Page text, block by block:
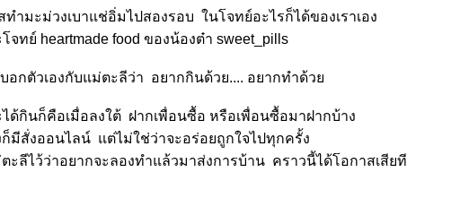
ทำมะม่วงเบาแช่อิ่มไปสองรอบ ในโจทย์อะไรก็ได้ของเราเอง
จทย์ heartmade food ของน้องต๋า sweet_pills
อกตัวเองกับแม่ตะลีว่า อยากกินด้วย.... อยากทำด้ว
ได้กินก็คือเมื่อลงใต้ ฝากเพื่อนซื้อ หรือเพื่อนซื้อมาฝากบ้าง
ก็มีสั่งออนไลน์ แต่ไม่ใช่ว่าจะอร่อยถูกใจไปทุกครั้ง
ลีไว้ว่าอยากจะลองทำแล้วมาส่งการบ้าน คราวนี้ได้โอกาสเสียที